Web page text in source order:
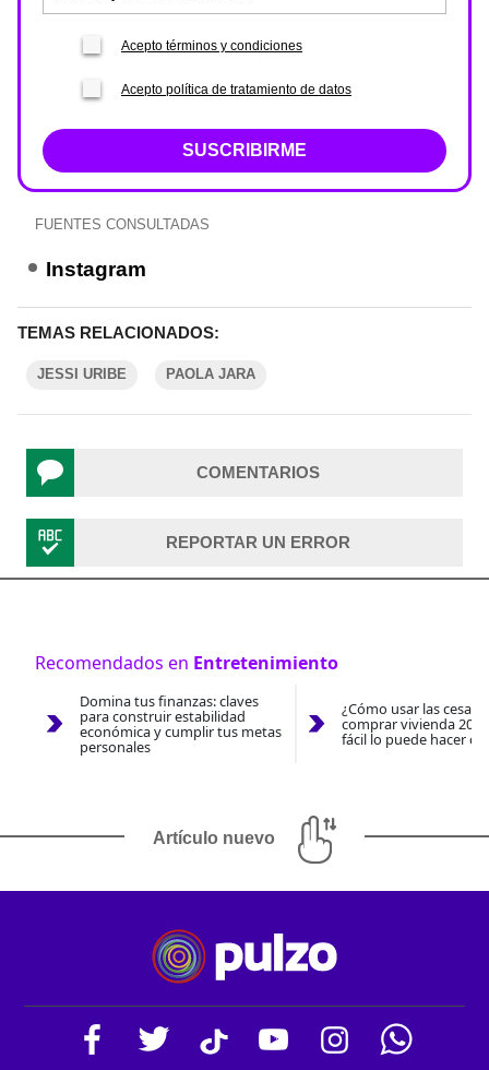
Acepto términos y condiciones
Acepto política de tratamiento de datos
SUSCRIBIRME
FUENTES CONSULTADAS
Instagram
TEMAS RELACIONADOS:
JESSI URIBE PAOLA JARA
COMENTARIOS
REPORTAR UN ERROR
Recomendados en Entretenimiento
Domina tus finanzas: claves
para construir estabilidad
económica y cumplir tus metas
personales
¿Cómo usar las
comprar vivienda
fácil lo puede hacer
Artículo nuevo